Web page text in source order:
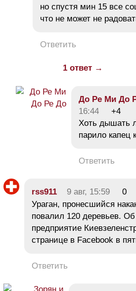
но спустя мин 15 все
что не может не
Ответить
1 ответ →
До Ре Ми До
16:44
+4
Хоть дышать
парило капец
Ответить
rss911 9 авг, 15:59
0
Ураган, пронесшийся
повалил 120 деревьев.
предприятие
странице в Facebook в
Ответить